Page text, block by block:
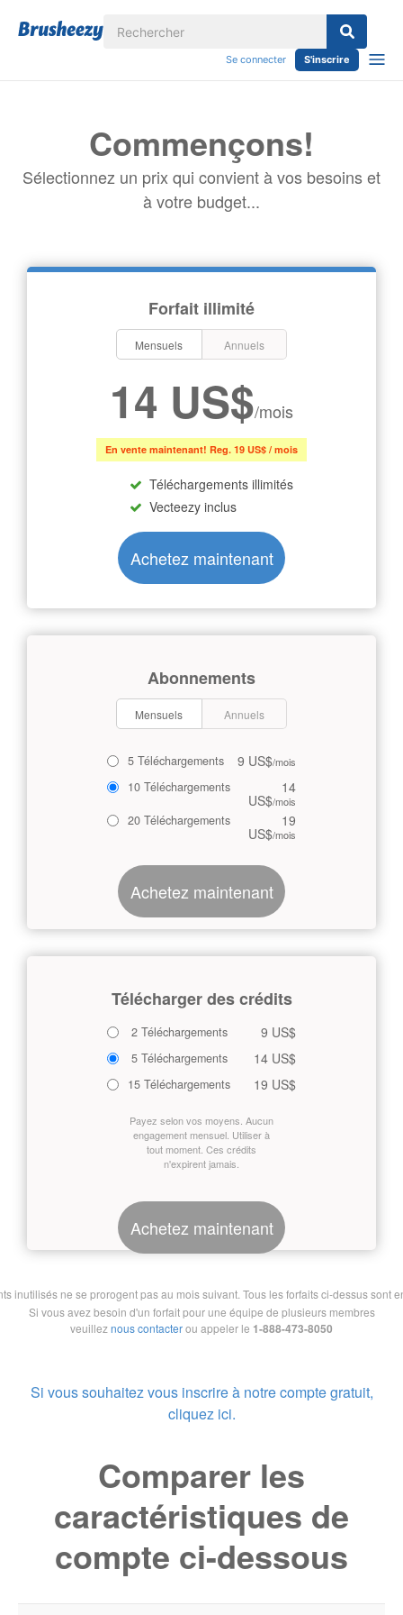
Se connecter S'inscrire
Commençons!
Sélectionnez un prix qui convient à vos besoins et
à votre budget...
Forfait illimité
Mensuels Annuels
14 US$/mois
En vente maintenant! Reg. 19 US$ / mois
Téléchargements illimités
Vecteezy inclus
Achetez maintenant
Abonnements
Mensuels Annuels
5 Téléchargements 9 US$/mois
10 Téléchargements 14
US$/mois
20 Téléchargements 19
US$/mois
Achetez maintenant
Télécharger des crédits
2 Téléchargements 9 US$
5 Téléchargements 14 US$
15 Téléchargements 19 US$
Payez selon vos moyens. Aucun
engagement mensuel. Utiliser à
tout moment. Ces crédits
n'expirent jamais.
Achetez maintenant
inutilisés ne se prorogent pas au mois suivant. Tous les forfaits ci-dessus sont
Si vous avez besoin d'un forfait pour une équipe de plusieurs membres
veuilleznous contacterou appeler le 1-888-473-8050
Si vous souhaitez vous inscrire à notre compte gratuit,
cliquez ici.
Comparer les
caractéristiques de
compte ci-dessous